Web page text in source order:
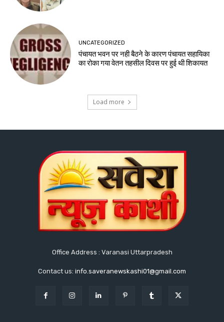
UNCATEGORIZED
पंचायत भवन पर नही बैठने के कारण पंचायत सहायिका
का रोका गया वेतन तहसील दिवस पर हुई थी शिकायत
Load more
Office Address : Varanasi Uttarpradesh
Contact us: info.saveranewskashi01@gmail.com